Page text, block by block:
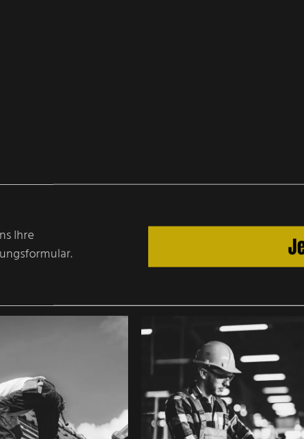
(m/w/x)
Anlagenbediener
(m/w/d)